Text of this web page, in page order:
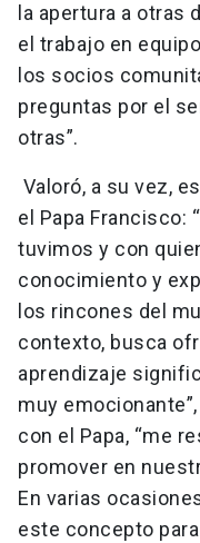
la apertura a otras
el trabajo en
los socios
preguntas por el
otras”.
Valoró, a su vez,
el Papa Francisco:
tuvimos y con
conocimiento y
los rincones del
contexto, busca
aprendizaje
muy
con el Papa, “me
promover en
En varias
este concepto